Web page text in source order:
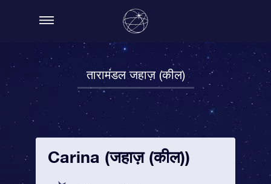
तारामंडल जहाज़ (कील)
Carina (जहाज़ (कील))